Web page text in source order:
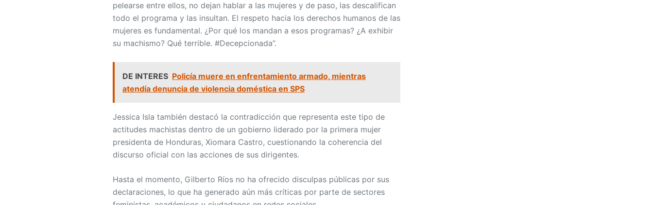
pelearse entre ellos, no dejan hablar a las mujeres y de paso, las descalifican
todo el programa y las insultan. El respeto hacia los derechos humanos de las
mujeres es fundamental. ¿Por qué los mandan a esos programas? ¿A exhibir
su machismo? Qué terrible. #Decepcionada”.
DE INTERES Policía muere en enfrentamiento armado, mientras
atendía denuncia de violencia doméstica en SPS
Jessica Isla también destacó la contradicción que representa este tipo de
actitudes machistas dentro de un gobierno liderado por la primera mujer
presidenta de Honduras, Xiomara Castro, cuestionando la coherencia del
discurso oficial con las acciones de sus dirigentes.
Hasta el momento, Gilberto Ríos no ha ofrecido disculpas públicas por sus
declaraciones, lo que ha generado aún más críticas por parte de sectores